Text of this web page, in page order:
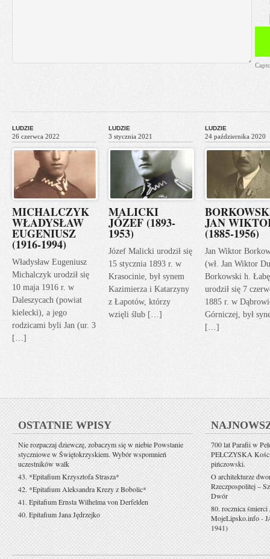
LUDZIE
26 czerwca 2022
MICHALCZYK
WŁADYSŁAW
EUGENIUSZ
(1916-1994)
Władysław Eugeniusz
Michalczyk urodził się
10 maja 1916 r. w
Daleszycach (powiat
kielecki), a jego
rodzicami byli Jan (ur. 3
[…]
LUDZIE
3 stycznia 2021
MALICKI
JÓZEF (1893-
1953)
Józef Malicki urodził się
15 stycznia 1893 r. w
Krasocinie, był synem
Kazimierza i Katarzyny
z Łapotów, którzy
wzięli ślub […]
LUDZIE
24 października 2020
JAN
(1885-1956)
Jan Wiktor
(wł. Jan Wiktor
Borkowski h.
urodził się 7
1885 r. w
Górniczej, był
[…]
OSTATNIE WPISY
Nie rozpaczaj dziewczę, zobaczym się w niebie Powstanie
styczniowe w Świętokrzyskiem. Wybór wspomnień
uczestników walk
43. *Epitafium Krzysztofa Strasza*
42. *Epitafium Aleksandra Krezy z Bobolic*
41. Epitafium Ernsta Wilhelma von Derfelden
40. Epitafium Jana Jędrzejko
700 lat Parafii w
PEŁCZYSKA
pińczowski.
O architekturze
Rzeczpospolitej –
Dwór
80. rocznica
MojeLipsko.info-
1941)